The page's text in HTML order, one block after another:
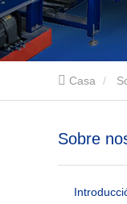
Casa
Sobre